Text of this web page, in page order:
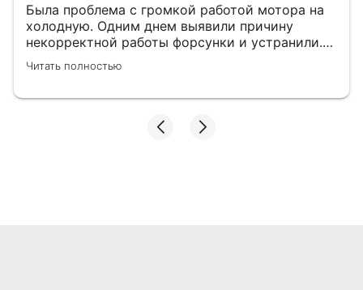
Была проблема с громкой работой мотора на
холодную. Одним днем выявили причину
некорректной работы форсунки и устранили.
👍
Читать полностью